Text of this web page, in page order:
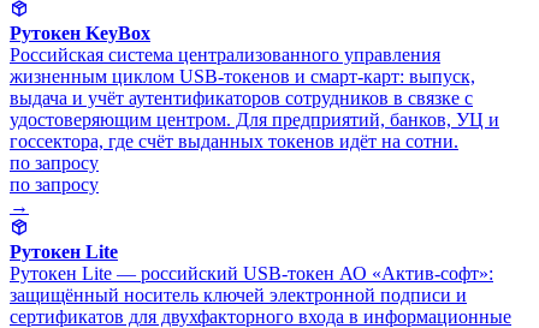
Рутокен KeyBox
Российская система централизованного управления
жизненным циклом USB-токенов и смарт-карт: выпуск,
выдача и учёт аутентификаторов сотрудников в связке с
удостоверяющим центром. Для предприятий, банков, УЦ и
госсектора, где счёт выданных токенов идёт на сотни.
по запросу
по запросу
→
Рутокен Lite
Рутокен Lite — российский USB-токен АО «Актив-софт»:
защищённый носитель ключей электронной подписи и
сертификатов для двухфакторного входа в информационные